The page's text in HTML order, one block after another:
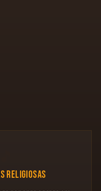
RELIGIOSAS